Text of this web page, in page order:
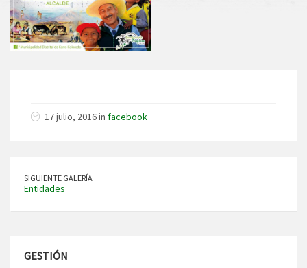
17 julio, 2016 in facebook
SIGUIENTE GALERÍA
Entidades
GESTIÓN